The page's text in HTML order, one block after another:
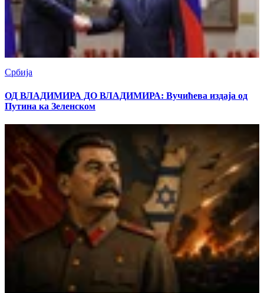
Србија
ОД ВЛАДИМИРА ДО ВЛАДИМИРА: Вучићева издаја од
Путина ка Зеленском